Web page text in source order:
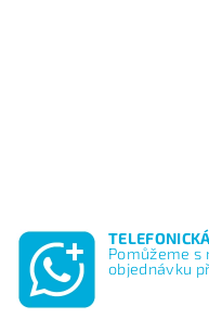
Pomůžeme s
objednávku